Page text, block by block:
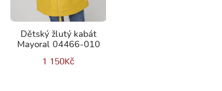
Dětský žlutý kabát
Mayoral 04466-010
1 150Kč